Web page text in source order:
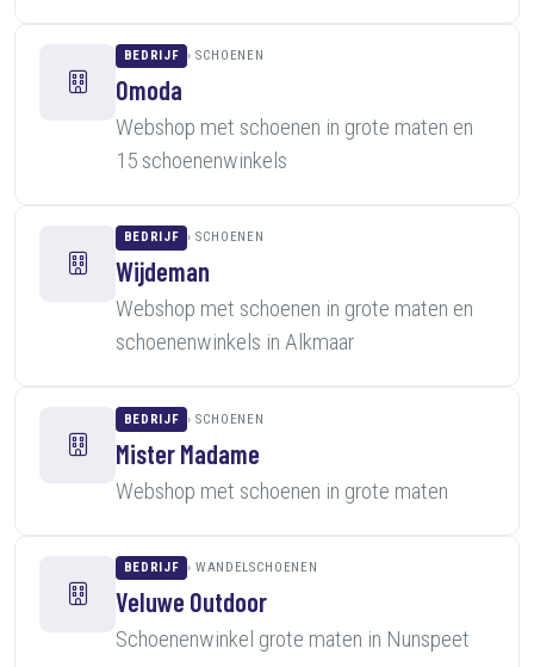
BEDRIJF SCHOENEN
Omoda
Webshop met schoenen in grote maten en
15 schoenenwinkels
BEDRIJF SCHOENEN
Wijdeman
Webshop met schoenen in grote maten en
schoenenwinkels in Alkmaar
BEDRIJF SCHOENEN
Mister Madame
Webshop met schoenen in grote maten
BEDRIJF WANDELSCHOENEN
Veluwe Outdoor
Schoenenwinkel grote maten in Nunspeet